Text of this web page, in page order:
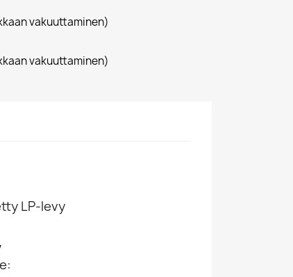
vakuuttaminen)
vakuuttaminen)
LP-levy